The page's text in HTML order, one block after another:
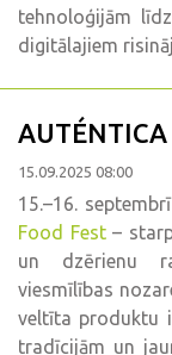
tehnoloģijām
digitālajiem
15.09.2025 08:00
15.–16.
Food Fest–
un dzērienu
viesmīlības
veltīta produktu
tradīcijām un